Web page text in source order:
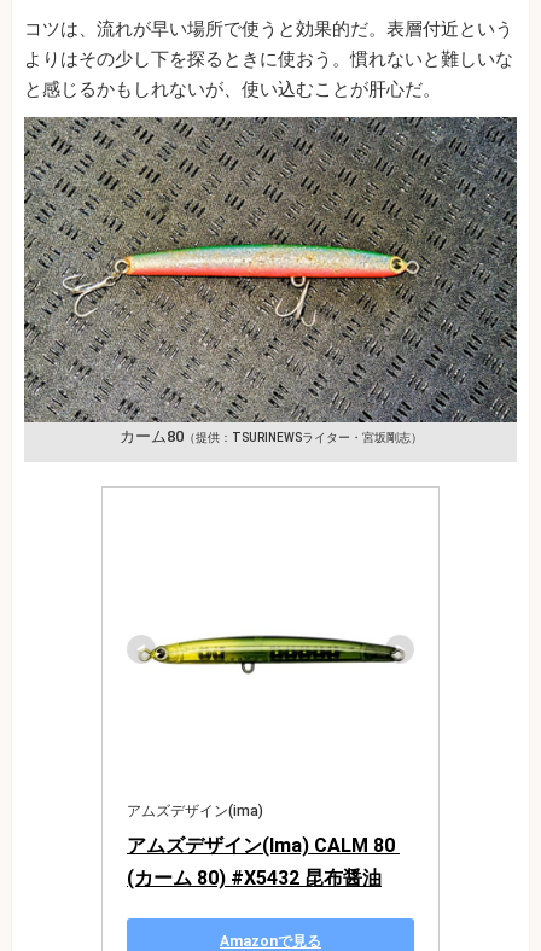
コツは、流れが早い場所で使うと効果的だ。表層付近という
よりはその少し下を探るときに使おう。慣れないと難しいな
と感じるかもしれないが、使い込むことが肝心だ。
カーム80（提供：TSURINEWSライター・宮坂剛志）
アムズデザイン(ima)
アムズデザイン(Ima) CALM 80
(カーム 80) #X5432 昆布醤油
Amazonで見る